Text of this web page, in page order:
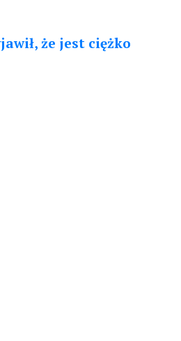
że jest ciężko